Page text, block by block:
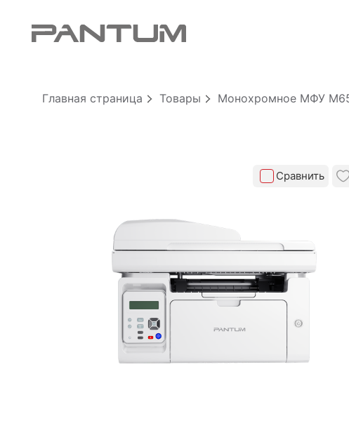
Главная страница Товары Монохромное МФУ
Сравнить
0/10